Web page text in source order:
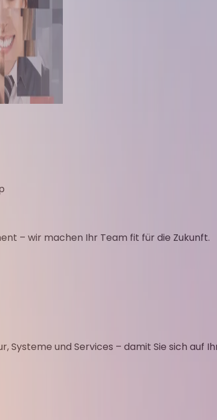
– wir machen Ihr Team fit für die Zukunft.
Systeme und Services – damit Sie sich auf